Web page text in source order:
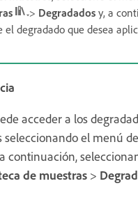
> Degradados y, a
el degradado que desea
acceder a los
seleccionando el menú
continuación,
de muestras >